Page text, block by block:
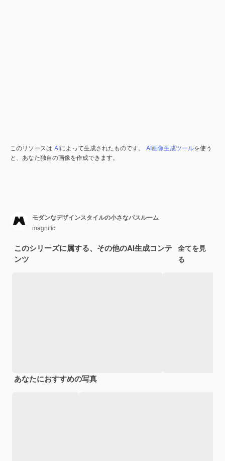
このリソースは AIによって生成されたものです。 AI画像生成ツールを使う
と、あなた独自の画像を作成できます。
モダンなデザインスタイルの小さなバスルーム
magnific
このシリーズに属する、その他のAI生成コンテ
ンツ
全てを見
る
あなたにおすすめの写真